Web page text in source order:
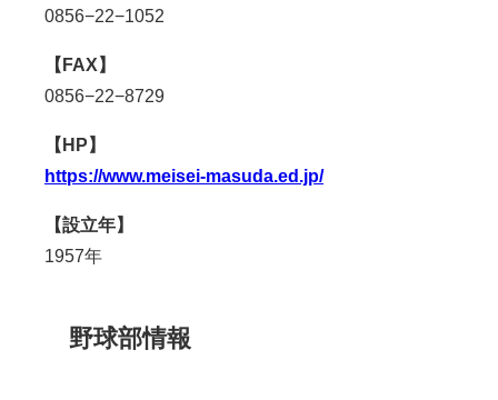
0856−22−1052
【FAX】
0856−22−8729
【HP】
https://www.meisei-masuda.ed.jp/
【設立年】
1957年
野球部情報